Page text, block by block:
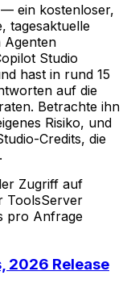
ein kostenloser,
tagesaktuelle
Agenten
Studio
hast in rund 15
auf die
Betrachte ihn
Risiko, und
Credits, die
Zugriff auf
ToolsServer
pro Anfrage
2026 Release